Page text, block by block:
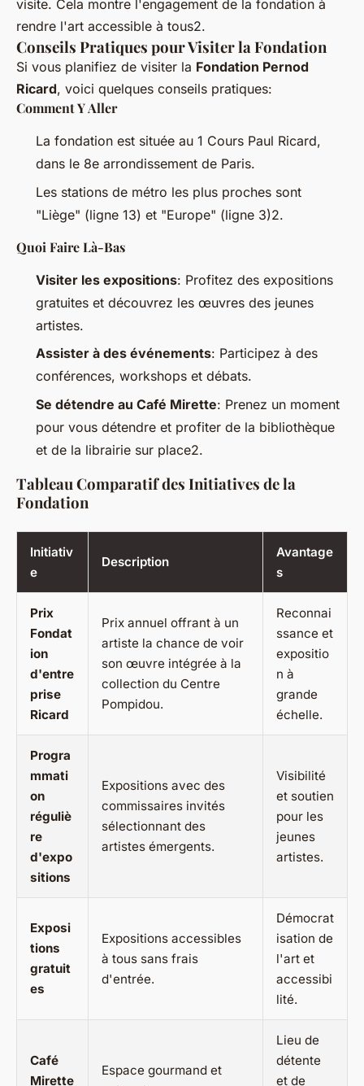
visite. Cela montre l'engagement de la fondation à
rendre l'art accessible à tous2.
Conseils Pratiques pour Visiter la Fondation
Si vous planifiez de visiter la Fondation Pernod
Ricard, voici quelques conseils pratiques:
Comment Y Aller
La fondation est située au 1 Cours Paul Ricard,
dans le 8e arrondissement de Paris.
Les stations de métro les plus proches sont
"Liège" (ligne 13) et "Europe" (ligne 3)2.
Quoi Faire Là-Bas
Visiter les expositions: Profitez des expositions
gratuites et découvrez les œuvres des jeunes
artistes.
Assister à des événements: Participez à des
conférences, workshops et débats.
Se détendre au Café Mirette: Prenez un moment
pour vous détendre et profiter de la bibliothèque
et de la librairie sur place2.
Tableau Comparatif des Initiatives de la
Fondation
Initiativ
e
Description
Avantage
s
Prix
Fondat
ion
d'entre
prise
Ricard
Prix annuel offrant à un
artiste la chance de voir
son œuvre intégrée à la
collection du Centre
Pompidou.
Reconnai
ssance et
expositio
n à
grande
échelle.
Progra
mmati
on
réguliè
re
d'expo
sitions
Expositions avec des
commissaires invités
sélectionnant des
artistes émergents.
Visibilité
et soutien
pour les
jeunes
artistes.
Exposi
tions
gratuit
es
Expositions accessibles
à tous sans frais
d'entrée.
Démocrat
isation de
l'art et
accessibi
lité.
Café
Mirette
Espace gourmand et
Lieu de
détente
et de